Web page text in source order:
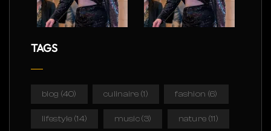
TAGS
blog (40) culinaire (1) fashion (6)
lifestyle (14) music(3) nature (11)